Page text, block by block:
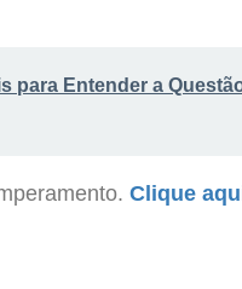
para Entender a
Clique